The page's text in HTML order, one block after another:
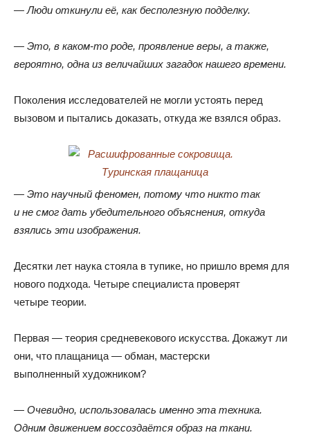
— Люди откинули её, как бесполезную подделку.
— Это, в каком-то роде, проявление веры, а также,
вероятно, одна из величайших загадок нашего времени.
Поколения исследователей не могли устоять перед
вызовом и пытались доказать, откуда же взялся образ.
— Это научный феномен, потому что никто так
и не смог дать убедительного объяснения, откуда
взялись эти изображения.
Десятки лет наука стояла в тупике, но пришло время для
нового подхода. Четыре специалиста проверят
четыре теории.
Первая — теория средневекового искусства. Докажут ли
они, что плащаница — обман, мастерски
выполненный художником?
— Очевидно, использовалась именно эта техника.
Одним движением воссоздаётся образ на ткани.